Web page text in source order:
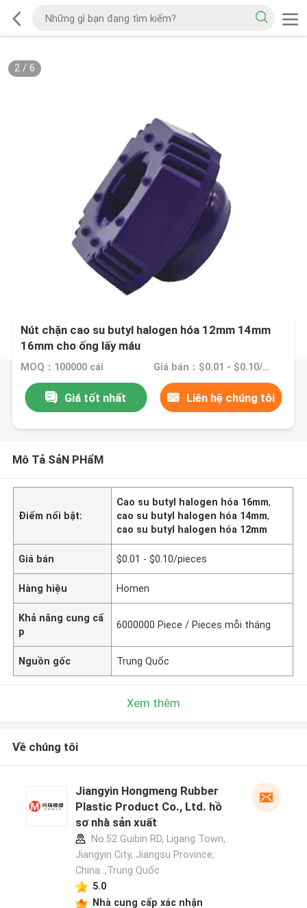
2/ 6
Nút chặn cao su butyl halogen hóa 12mm 14mm
16mm cho ống lấy máu
MOQ：100000 cái Giá bán：$0.01 - $0.10/pieces
Giá tốt nhất Liên hệ chúng tôi
Mô Tả SảN PHẩM
Điểm nổi bật:
Cao su butyl halogen hóa 16mm,
cao su butyl halogen hóa 14mm,
cao su butyl halogen hóa 12mm
Giá bán $0.01 - $0.10/pieces
Hàng hiệu Homen
Khả năng cung cấ
p
6000000 Piece / Pieces mỗi tháng
Nguồn gốc Trung Quốc
Xem thêm
Về chúng tôi
Jiangyin Hongmeng Rubber
Plastic Product Co., Ltd. hồ
sơ nhà sản xuất
No.52 Guibin RD, Ligang Town,
Jiangyin City, Jiangsu Province,
China. ,Trung Quốc
5.0
Nhà cung cấp xác nhận